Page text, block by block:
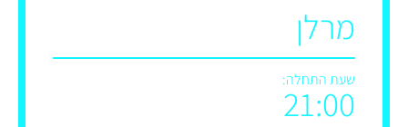
מרלן
שעת התחלה:
21:00